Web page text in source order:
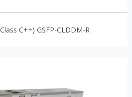
C++) GSFP-CLDDM-R